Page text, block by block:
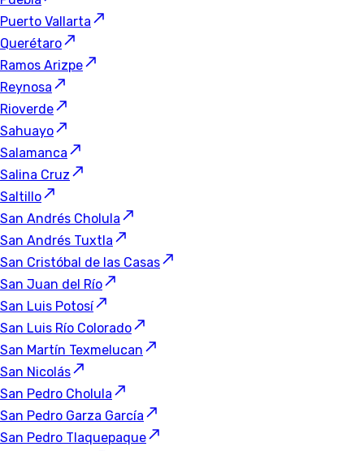
Puerto Vallarta
Querétaro
Ramos Arizpe
Reynosa
Rioverde
Sahuayo
Salamanca
Salina Cruz
Saltillo
San Andrés Cholula
San Andrés Tuxtla
San Cristóbal de las Casas
San Juan del Río
San Luis Potosí
San Luis Río Colorado
San Martín Texmelucan
San Nicolás
San Pedro Cholula
San Pedro Garza García
San Pedro Tlaquepaque